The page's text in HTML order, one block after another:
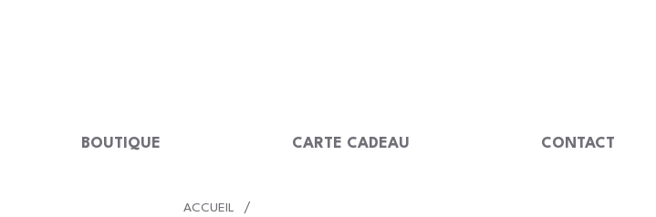
BOUTIQUE CARTE CADEAU CONTACT
ACCUEIL /